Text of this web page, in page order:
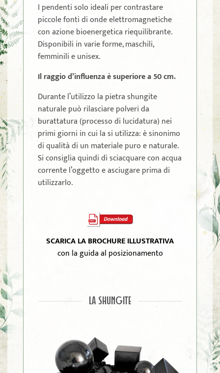
I pendenti solo ideali per contrastare
piccole fonti di onde elettromagnetiche
con azione bioenergetica riequilibrante.
Disponibili in varie forme, maschili,
femminili e unisex.
Il raggio d’influenza è superiore a 50 cm.
Durante l’utilizzo la pietra shungite
naturale può rilasciare polveri da
burattatura (processo di lucidatura) nei
primi giorni in cui la si utilizza: è sinonimo
di qualità di un materiale puro e naturale.
Si consiglia quindi di sciacquare con acqua
corrente l’oggetto e asciugare prima di
utilizzarlo.
SCARICA LA BROCHURE ILLUSTRATIVA
con la guida al posizionamento
LA SHUNGITE